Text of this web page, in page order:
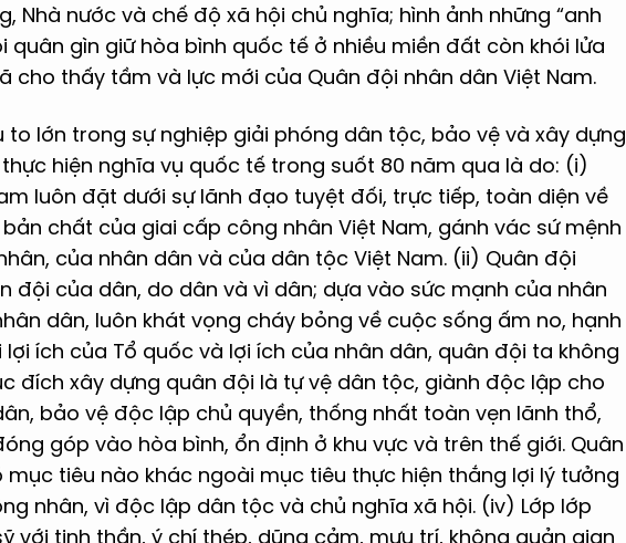
Nhà nước và chế độ xã hội chủ nghĩa; hình ảnh những “anh
quân gìn giữ hòa bình quốc tế ở nhiều miền đất còn khói lửa
cho thấy tầm và lực mới của Quân đội nhân dân Việt Nam.
lớn trong sự nghiệp giải phóng dân tộc, bảo vệ và xây dựng
hiện nghĩa vụ quốc tế trong suốt 80 năm qua là do: (i)
luôn đặt dưới sự lãnh đạo tuyệt đối, trực tiếp, toàn diện về
chất của giai cấp công nhân Việt Nam, gánh vác sứ mệnh
của nhân dân và của dân tộc Việt Nam. (ii) Quân đội
đội của dân, do dân và vì dân; dựa vào sức mạnh của nhân
dân, luôn khát vọng cháy bỏng về cuộc sống ấm no, hạnh
ích của Tổ quốc và lợi ích của nhân dân, quân đội ta không
đích xây dựng quân đội là tự vệ dân tộc, giành độc lập cho
bảo vệ độc lập chủ quyền, thống nhất toàn vẹn lãnh thổ,
góp vào hòa bình, ổn định ở khu vực và trên thế giới. Quân
tiêu nào khác ngoài mục tiêu thực hiện thắng lợi lý tưởng
nhân, vì độc lập dân tộc và chủ nghĩa xã hội. (iv) Lớp lớp
với tinh thần, ý chí thép, dũng cảm, mưu trí, không quản gian